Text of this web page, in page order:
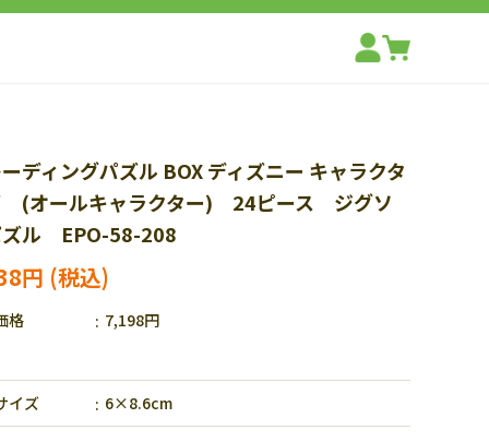
ーディングパズル BOX ディズニー キャラクタ
(オールキャラクター) 24ピース ジグソ
ズル EPO-58-208
円
格 7,198円
イズ 6×8.6cm